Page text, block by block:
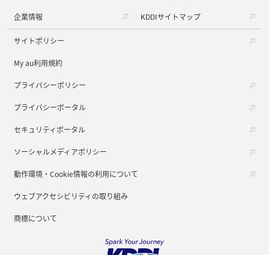
企業情報 KDDIサイトマップ
サイトポリシー
My au利用規約
プライバシーポリシー
プライバシーポータル
セキュリティポータル
ソーシャルメディアポリシー
動作環境・Cookie情報の利用について
ウェブアクセシビリティの取り組み
商標について